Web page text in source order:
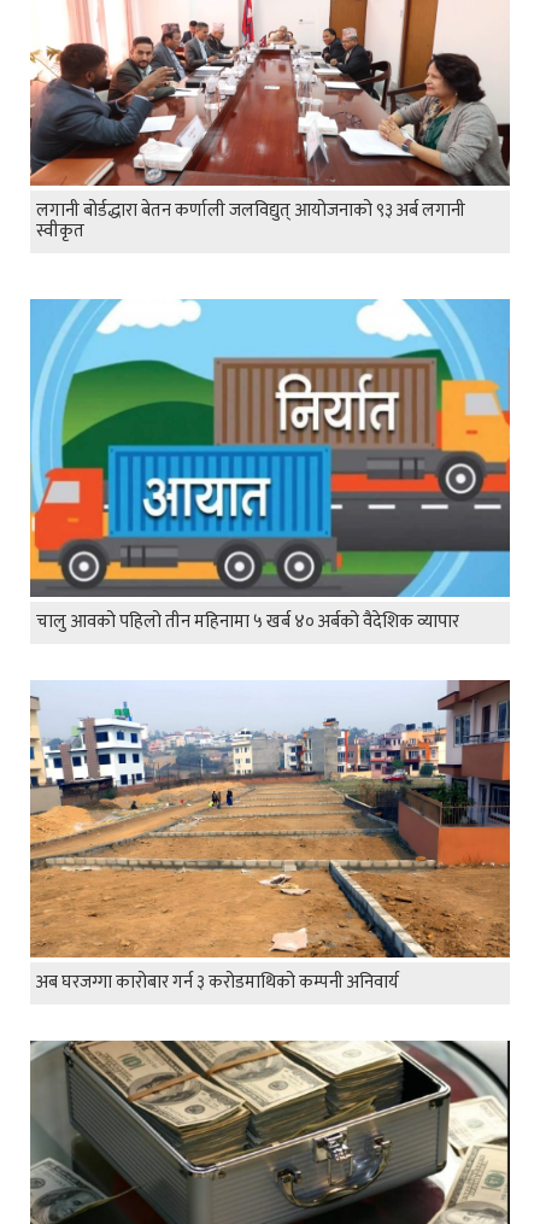
लगानी बोर्डद्धारा बेतन कर्णाली जलविद्युत् आयोजनाको ९३ अर्ब लगानी
स्वीकृत
चालु आवको पहिलो तीन महिनामा ५ खर्ब ४० अर्बको वैदेशिक व्यापार
अब घरजग्गा कारोबार गर्न ३ करोडमाथिको कम्पनी अनिवार्य